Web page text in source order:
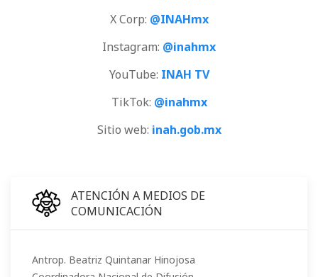
X Corp: @INAHmx
Instagram: @inahmx
YouTube: INAH TV
TikTok: @inahmx
Sitio web: inah.gob.mx
ATENCIÓN A MEDIOS DE
COMUNICACIÓN
Antrop. Beatriz Quintanar Hinojosa